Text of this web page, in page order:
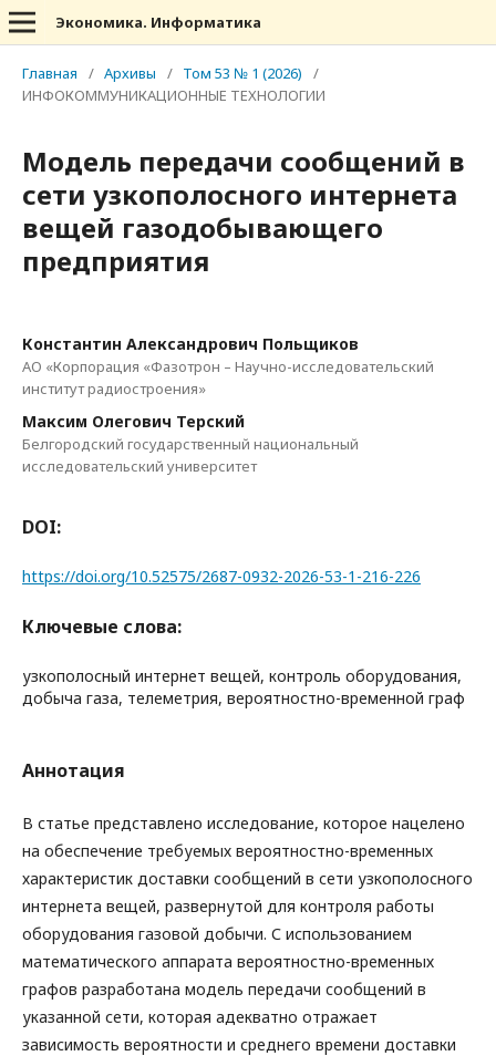
Экономика. Информатика
Главная / Архивы / Том 53 № 1 (2026)
/
ИНФОКОММУНИКАЦИОННЫЕ ТЕХНОЛОГИИ
Модель передачи сообщений в
сети узкополосного интернета
вещей газодобывающего
предприятия
Константин Александрович Польщиков
АО «Корпорация «Фазотрон – Научно-исследовательский
институт радиостроения»
Максим Олегович Терский
Белгородский государственный национальный
исследовательский университет
DOI:
https://doi.org/10.52575/2687-0932-2026-53-1-216-226
Ключевые слова:
узкополосный интернет вещей, контроль оборудования,
добыча газа, телеметрия, вероятностно-временной граф
Аннотация
В статье представлено исследование, которое нацелено
на обеспечение требуемых вероятностно-временных
характеристик доставки сообщений в сети узкополосного
интернета вещей, развернутой для контроля работы
оборудования газовой добычи. С использованием
математического аппарата вероятностно-временных
графов разработана модель передачи сообщений в
указанной сети, которая адекватно отражает
зависимость вероятности и среднего времени доставки